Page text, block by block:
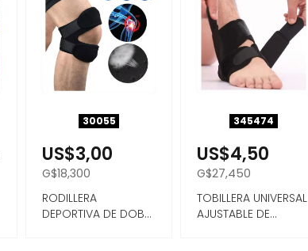
30055
US$3,00
G$18,300
RODILLERA
DEPORTIVA DE DOBLE
345474
US$4,50
G$27,450
TOBILLERA UNIVERSAL
AJUSTABLE DE